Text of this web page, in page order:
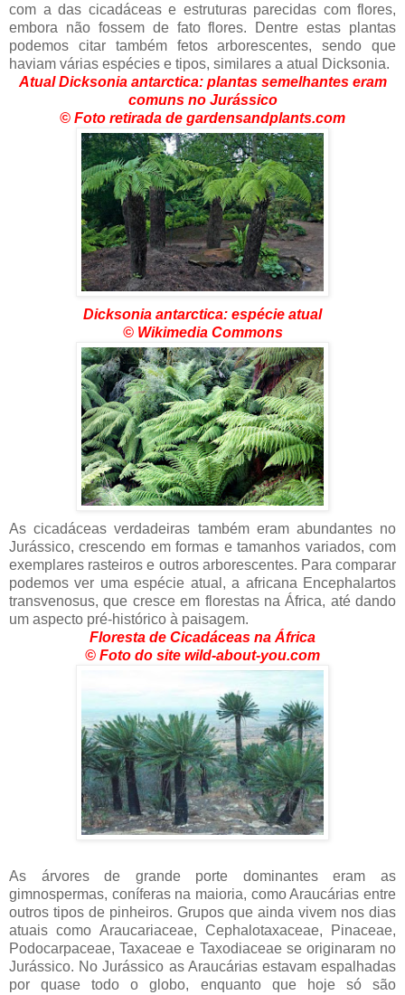
com a das cicadáceas e estruturas parecidas com flores,
embora não fossem de fato flores. Dentre estas plantas
podemos citar também fetos arborescentes, sendo que
haviam várias espécies e tipos, similares a atual Dicksonia.
Atual Dicksonia antarctica: plantas semelhantes eram
comuns no Jurássico
© Foto retirada de gardensandplants.com
Dicksonia antarctica: espécie atual
© Wikimedia Commons
As cicadáceas verdadeiras também eram abundantes no
Jurássico, crescendo em formas e tamanhos variados, com
exemplares rasteiros e outros arborescentes. Para comparar
podemos ver uma espécie atual, a africana Encephalartos
transvenosus, que cresce em florestas na África, até dando
um aspecto pré-histórico à paisagem.
Floresta de Cicadáceas na África
© Foto do site wild-about-you.com
As árvores de grande porte dominantes eram as
gimnospermas, coníferas na maioria, como Araucárias entre
outros tipos de pinheiros. Grupos que ainda vivem nos dias
atuais como Araucariaceae, Cephalotaxaceae, Pinaceae,
Podocarpaceae, Taxaceae e Taxodiaceae se originaram no
Jurássico. No Jurássico as Araucárias estavam espalhadas
por quase todo o globo, enquanto que hoje só são